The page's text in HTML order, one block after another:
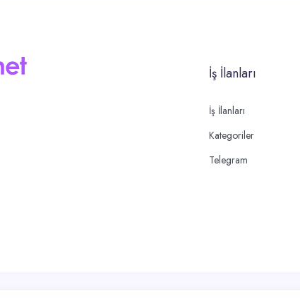
İş İlanları
İş İlanları
Kategoriler
Telegram